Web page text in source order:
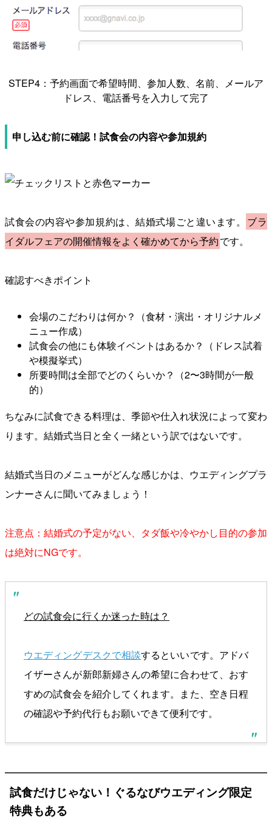
STEP4：予約画面で希望時間、参加人数、名前、メールア
ドレス、電話番号を入力して完了
申し込む前に確認！試食会の内容や参加規約
試食会の内容や参加規約は、結婚式場ごと違います。
ブラ
イダルフェアの開催情報をよく確かめてから予約です。
確認すべきポイント
会場のこだわりは何か？（食材・演出・オリジナルメ
ニュー作成）
試食会の他にも体験イベントはあるか？（ドレス試着
や模擬挙式）
所要時間は全部でどのくらいか？（2〜3時間が一般
的）
ちなみに試食できる料理は、季節や仕入れ状況によって変わ
ります。結婚式当日と全く一緒という訳ではないです。
結婚式当日のメニューがどんな感じかは、ウエディングプラ
ンナーさんに聞いてみましょう！
注意点：結婚式の予定がない、タダ飯や冷やかし目的の参加
は絶対にNGです。
どの試食会に行くか迷った時は？
ウエディングデスクで相談するといいです。アドバ
イザーさんが新郎新婦さんの希望に合わせて、おす
すめの試食会を紹介してくれます。また、空き日程
の確認や予約代行もお願いできて便利です。
試食だけじゃない！ぐるなびウエディング限定
特典もある